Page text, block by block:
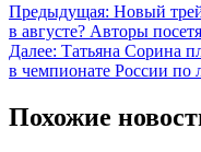
Предыдущая: Новый
в августе? Авторы
Далее: Татьяна Сорина
в чемпионате России по
Похожие